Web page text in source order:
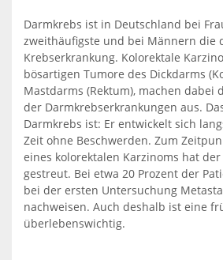
Darmkrebs ist in Deutschland bei
zweithäufigste und bei Männern die
Krebserkrankung. Kolorektale
bösartigen Tumore des Dickdarms
Mastdarms (Rektum), machen dabei
der Darmkrebserkrankungen aus.
Darmkrebs ist: Er entwickelt sich
Zeit ohne Beschwerden. Zum
eines kolorektalen Karzinoms hat
gestreut. Bei etwa 20 Prozent der
bei der ersten Untersuchung
nachweisen. Auch deshalb ist eine
überlebenswichtig.